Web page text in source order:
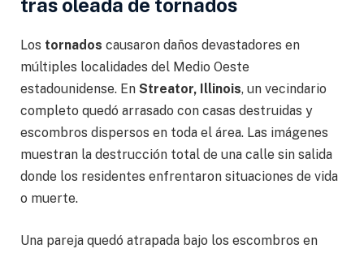
tras oleada de tornados
Los tornados causaron daños devastadores en
múltiples localidades del Medio Oeste
estadounidense. En Streator, Illinois, un vecindario
completo quedó arrasado con casas destruidas y
escombros dispersos en toda el área. Las imágenes
muestran la destrucción total de una calle sin salida
donde los residentes enfrentaron situaciones de vida
o muerte.
Una pareja quedó atrapada bajo los escombros en